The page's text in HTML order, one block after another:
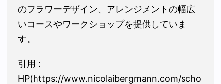
のフラワーデザイン、アレンジメントの幅広
いコースやワークショップを提供していま
す。
引用：
HP(https://www.nicolaibergmann.com/scho